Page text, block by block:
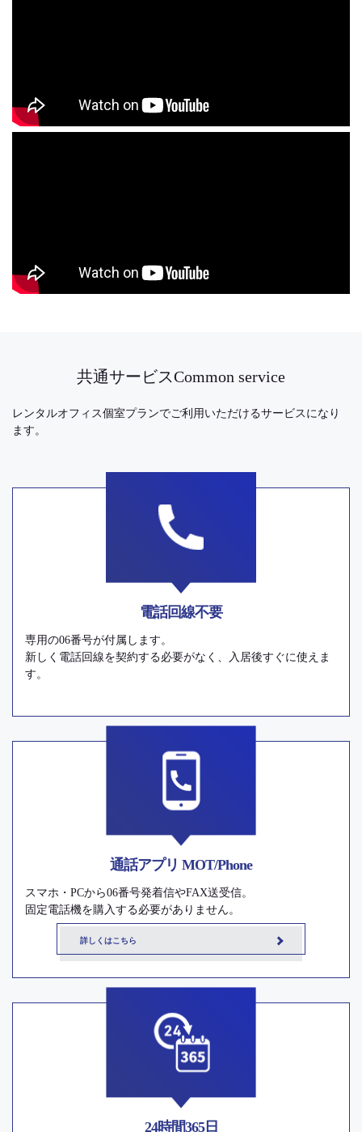
共通サービスCommon service
レンタルオフィス個室プランでご利用いただけるサービスになり
ます。
電話回線不要
専用の06番号が付属します。
新しく電話回線を契約する必要がなく、入居後すぐに使えま
す。
通話アプリ MOT/Phone
スマホ・PCから06番号発着信やFAX送受信。
固定電話機を購入する必要がありません。
詳しくはこちら
24時間365日